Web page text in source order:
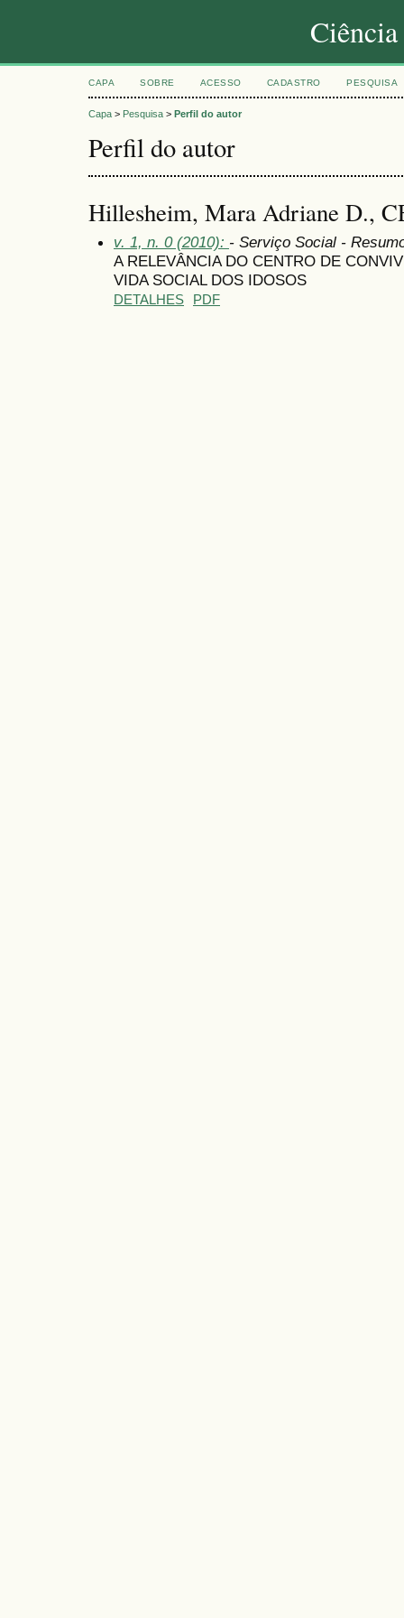
CAPA SOBRE ACESSO CADASTRO PESQUISA
Capa > Pesquisa > Perfil do autor
Perfil do autor
Hillesheim, Mara Adriane D.,
v. 1, n. 0 (2010): - Serviço Social -
A RELEVÂNCIA DO CENTRO DE
VIDA SOCIAL DOS IDOSOS
DETALHES PDF